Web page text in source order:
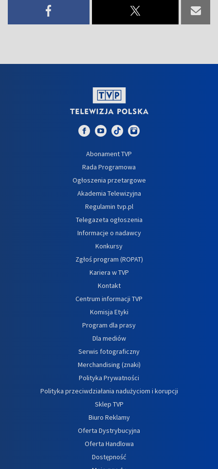
Abonament TVP
Rada Programowa
Ogłoszenia przetargowe
Akademia Telewizyjna
Regulamin tvp.pl
Telegazeta ogłoszenia
Informacje o nadawcy
Konkursy
Zgłoś program (ROPAT)
Kariera w TVP
Kontakt
Centrum informacji TVP
Komisja Etyki
Program dla prasy
Dla mediów
Serwis fotograficzny
Merchandising (znaki)
Polityka Prywatności
Polityka przeciwdziałania nadużyciom i korupcji
Sklep TVP
Biuro Reklamy
Oferta Dystrybucyjna
Oferta Handlowa
Dostępność